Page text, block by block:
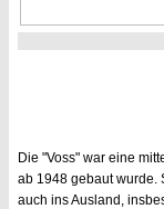
Die "Voss" war eine
ab 1948 gebaut wurde.
auch ins Ausland,